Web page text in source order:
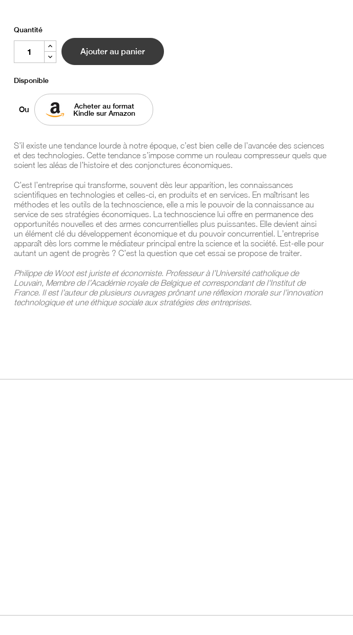
Quantité
Ajouter au panier
Disponible
Ou
Acheter au format
Kindle sur Amazon
S’il existe une tendance lourde à notre époque, c’est bien celle de l’avancée des sciences
et des technologies. Cette tendance s’impose comme un rouleau compresseur quels que
soient les aléas de l’histoire et des conjonctures économiques.
C’est l’entreprise qui transforme, souvent dès leur apparition, les connaissances
scientifiques en technologies et celles-ci, en produits et en services. En maîtrisant les
méthodes et les outils de la technoscience, elle a mis le pouvoir de la connaissance au
service de ses stratégies économiques. La technoscience lui offre en permanence des
opportunités nouvelles et des armes concurrentielles plus puissantes. Elle devient ainsi
un élément clé du développement économique et du pouvoir concurrentiel. L’entreprise
apparaît dès lors comme le médiateur principal entre la science et la société. Est-elle pour
autant un agent de progrès ? C’est la question que cet essai se propose de traiter.
Philippe de Woot est juriste et économiste. Professeur à l’Université catholique de
Louvain, Membre de l’Académie royale de Belgique et correspondant de l'Institut de
France. Il est l’auteur de plusieurs ouvrages prônant une réflexion morale sur l’innovation
technologique et une éthique sociale aux stratégies des entreprises.